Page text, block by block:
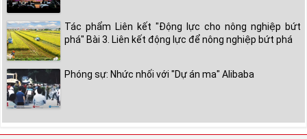
Tác phẩm Liên kết "Động lực cho nông nghiệp bứt
phá" Bài 3. Liên kết động lực để nông nghiệp bứt phá
Phóng sự: Nhức nhối với "Dự án ma" Alibaba